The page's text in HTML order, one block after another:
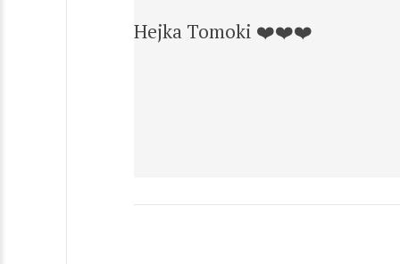
Hejka Tomoki ❤️❤️❤️